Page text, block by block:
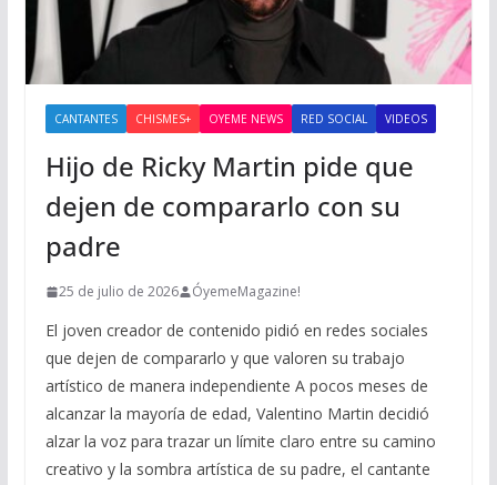
CANTANTES CHISMES+ OYEME NEWS RED SOCIAL VIDEOS
Hijo de Ricky Martin pide que
dejen de compararlo con su
padre
25 de julio de 2026 ÓyemeMagazine!
El joven creador de contenido pidió en redes sociales
que dejen de compararlo y que valoren su trabajo
artístico de manera independiente A pocos meses de
alcanzar la mayoría de edad, Valentino Martin decidió
alzar la voz para trazar un límite claro entre su camino
creativo y la sombra artística de su padre, el cantante